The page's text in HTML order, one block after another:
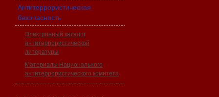
Антитеррористическая
безопасность
Электронный каталог
антитеррористической
литературы
Материалы Национального
антитеррористического комитета